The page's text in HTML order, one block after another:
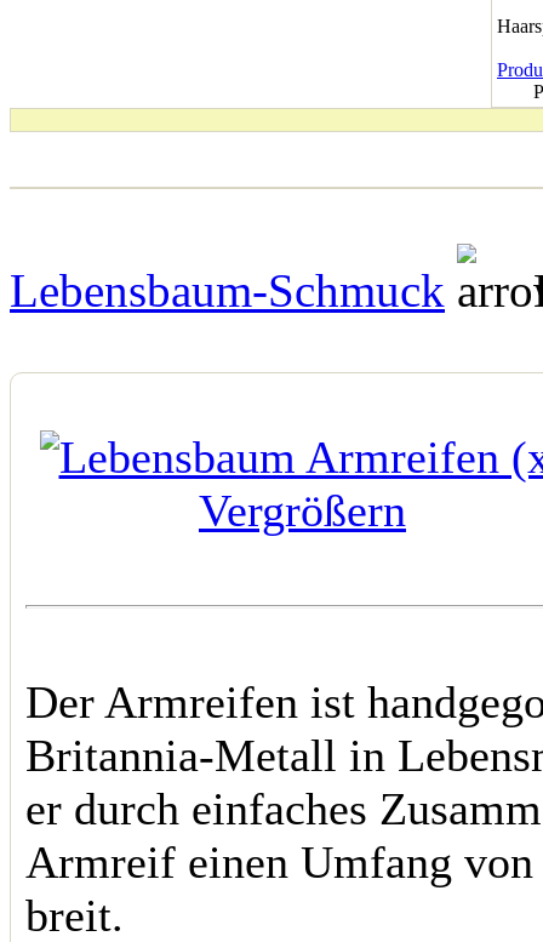
Lebensbaum-Schmuck
Vergrößern
Der Armreifen ist
Britannia-Metall in
er durch einfaches
Armreif einen Umfang
breit.